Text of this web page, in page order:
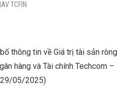
TCFIN
thông tin về Giá trị tài sản ròng
hàng và Tài chính Techcom –
29/05/2025)